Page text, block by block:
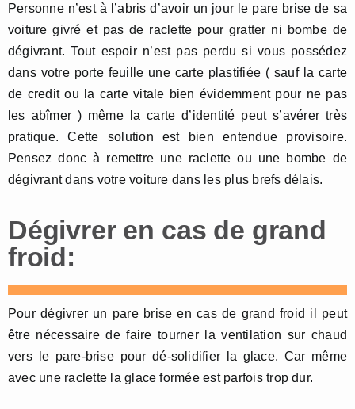
Personne n’est à l’abris d’avoir un jour le pare brise de sa
voiture givré et pas de raclette pour gratter ni bombe de
dégivrant. Tout espoir n’est pas perdu si vous possédez
dans votre porte feuille une carte plastifiée ( sauf la carte
de credit ou la carte vitale bien évidemment pour ne pas
les abîmer ) même la carte d’identité peut s’avérer très
pratique. Cette solution est bien entendue provisoire.
Pensez donc à remettre une raclette ou une bombe de
dégivrant dans votre voiture dans les plus brefs délais.
Dégivrer en cas de grand
froid:
Pour dégivrer un pare brise en cas de grand froid il peut
être nécessaire de faire tourner la ventilation sur chaud
vers le pare-brise pour dé-solidifier la glace. Car même
avec une raclette la glace formée est parfois trop dur.